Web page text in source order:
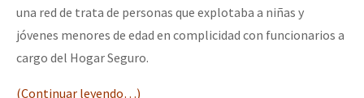
una red de trata de personas que explotaba a niñas y
jóvenes menores de edad en complicidad con funcionarios a
cargo del Hogar Seguro.
(Continuar leyendo…)